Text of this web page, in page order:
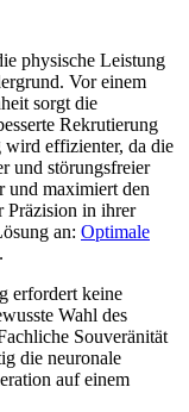
physische Leistung
Vor einem
sorgt die
Rekrutierung
effizienter, da die
und störungsfreier
und maximiert den
Präzision in ihrer
an: Optimale
.
erfordert keine
Wahl des
Souveränität
die neuronale
auf einem